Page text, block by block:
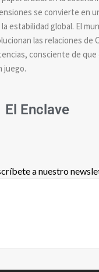
se convierte en
estabilidad global. El
las relaciones de
consciente de que
juego.
El Enclave
a nuestro